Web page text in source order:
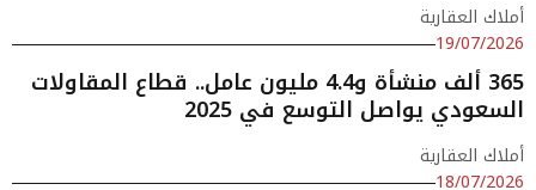
أملاك العقارية
19/07/2026
365 ألف منشأة و4.4 مليون عامل.. قطاع المقاولات
السعودي يواصل التوسع في 2025
أملاك العقارية
18/07/2026